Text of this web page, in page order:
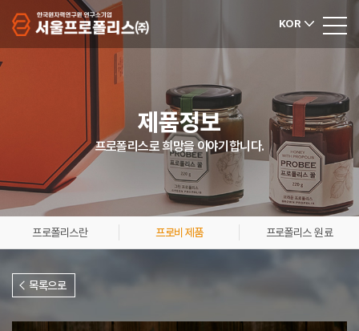
KOR
제품정보
프로폴리스로 희망을 이야기합니다.
프로폴리스란 프로비 제품 프로폴리스 원료
목록으로